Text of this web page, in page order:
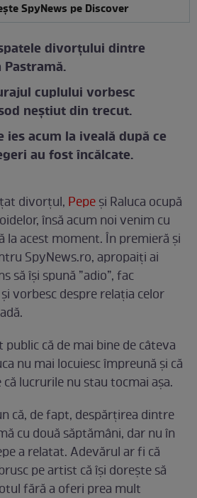
SpyNews pe Discover
divorțului dintre
Pastramă.
cuplului vorbesc
neștiut din trecut.
ies acum la iveală după ce
au fost încălcate.
divorțul, Pepeși Raluca ocupă
însă acum noi venim cu
la acest moment. În premieră și
SpyNews.ro, apropaiți ai
să își spună ”adio”, fac
vorbesc despre relația celor
public că de mai bine de câteva
nu mai locuiesc împreună și că
lucrurile nu stau tocmai așa.
că, de fapt, despărțirea dintre
cu două săptămâni, dar nu în
a relatat. Adevărul ar fi că
pe artist că își dorește să
fără a oferi prea mult